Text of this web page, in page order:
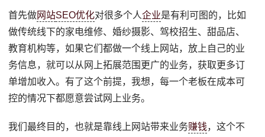
首先做网站SEO优化对很多个人企业是有利可图的，比如
做传统线下的家电维修、婚纱摄影、驾校招生、甜品店、
教育机构等，如果它们都做一个线上网站，放上自己的业
务信息，就可以从网上拓展范围更广的业务，获取更多订
单增加收入。有了这个前提，我想，每一个老板在成本可
控的情况下都愿意尝试网上业务。
我们最终目的，也就是靠线上网站带来业务赚钱，这个不